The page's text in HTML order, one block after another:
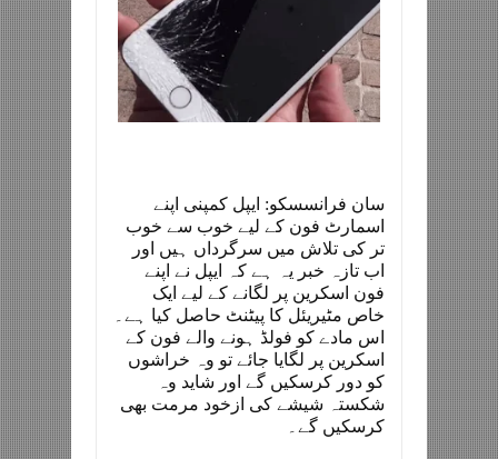
سان فرانسسكو: ایپل کمپنی اپنے
اسمارٹ فون کے لیے خوب سے خوب
تر کی تلاش میں سرگرداں ہیں اور
اب تازہ خبر یہ ہے کہ ایپل نے اپنے
فون اسکرین پر لگانے کے لیے ایک
خاص مٹیریئل کا پیٹنٹ حاصل کیا ہے۔
اس مادے کو فولڈ ہونے والے فون کے
اسکرین پر لگایا جائے تو وہ خراشوں
کو دور کرسکیں گے اور شاید وہ
شکستہ شیشے کی ازخود مرمت بھی
کرسکیں گے۔